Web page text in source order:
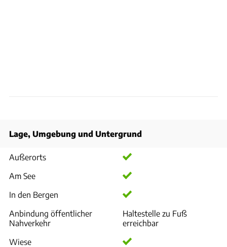
Lage, Umgebung und Untergrund
Außerorts
Am See
In den Bergen
Anbindung öffentlicher
Nahverkehr
Haltestelle zu Fuß
erreichbar
Wiese